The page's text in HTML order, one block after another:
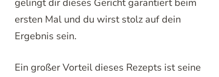
gelingt dir dieses Gericht garantiert beim
ersten Mal und du wirst stolz auf dein
Ergebnis sein.
Ein großer Vorteil dieses Rezepts ist seine